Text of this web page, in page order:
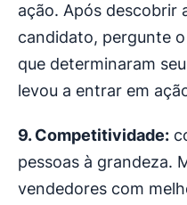
ação. Após descobrir
candidato, pergunte
que determinaram
levou a entrar em
9. Competitividade:
pessoas à grandeza.
vendedores com